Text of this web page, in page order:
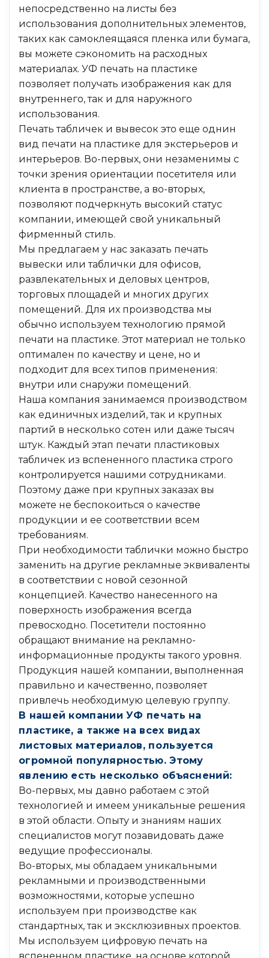
непосредственно на листы без
использования дополнительных элементов,
таких как самоклеящаяся пленка или бумага,
вы можете сэкономить на расходных
материалах. УФ печать на пластике
позволяет получать изображения как для
внутреннего, так и для наружного
использования.
Печать табличек и вывесок это еще однин
вид печати на пластике для экстерьеров и
интерьеров. Во-первых, они незаменимы с
точки зрения ориентации посетителя или
клиента в пространстве, а во-вторых,
позволяют подчеркнуть высокий статус
компании, имеющей свой уникальный
фирменный стиль.
Мы предлагаем у нас заказать печать
вывески или таблички для офисов,
развлекательных и деловых центров,
торговых площадей и многих других
помещений. Для их производства мы
обычно используем технологию прямой
печати на пластике. Этот материал не только
оптимален по качеству и цене, но и
подходит для всех типов применения:
внутри или снаружи помещений.
Наша компания занимаемся производством
как единичных изделий, так и крупных
партий в несколько сотен или даже тысяч
штук. Каждый этап печати пластиковых
табличек из вспененного пластика строго
контролируется нашими сотрудниками.
Поэтому даже при крупных заказах вы
можете не беспокоиться о качестве
продукции и ее соответствии всем
требованиям.
При необходимости таблички можно быстро
заменить на другие рекламные эквиваленты
в соответствии с новой сезонной
концепцией. Качество нанесенного на
поверхность изображения всегда
превосходно. Посетители постоянно
обращают внимание на рекламно-
информационные продукты такого уровня.
Продукция нашей компании, выполненная
правильно и качественно, позволяет
привлечь необходимую целевую группу.
В нашей компании УФ печать на
пластике, а также на всех видах
листовых материалов, пользуется
огромной популярностью. Этому
явлению есть несколько объяснений:
Во-первых, мы давно работаем с этой
технологией и имеем уникальные решения
в этой области. Опыту и знаниям наших
специалистов могут позавидовать даже
ведущие профессионалы.
Во-вторых, мы обладаем уникальными
рекламными и производственными
возможностями, которые успешно
используем при производстве как
стандартных, так и эксклюзивных проектов.
Мы используем цифровую печать на
вспененном пластике, на основе которой